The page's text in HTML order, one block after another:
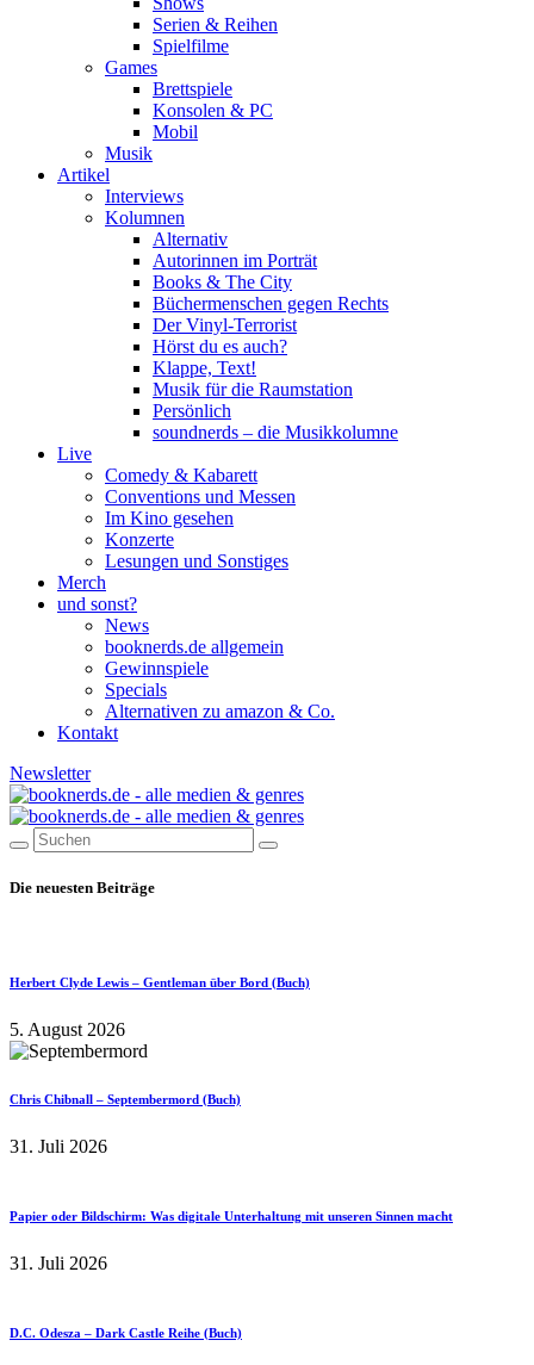
Serien & Reihen
Spielfilme
Games
Brettspiele
Konsolen & PC
Mobil
Musik
Artikel
Interviews
Kolumnen
Alternativ
Autorinnen im Porträt
Books & The City
Büchermenschen gegen Rechts
Der Vinyl-Terrorist
Hörst du es auch?
Klappe, Text!
Musik für die Raumstation
Persönlich
soundnerds – die Musikkolumne
Live
Comedy & Kabarett
Conventions und Messen
Im Kino gesehen
Konzerte
Lesungen und Sonstiges
Merch
und sonst?
News
booknerds.de allgemein
Gewinnspiele
Specials
Alternativen zu amazon & Co.
Kontakt
Newsletter
Die neuesten Beiträge
Herbert Clyde Lewis – Gentleman über Bord (Buch)
5. August 2026
Chris Chibnall – Septembermord (Buch)
31. Juli 2026
Papier oder Bildschirm: Was digitale Unterhaltung mit unseren Sinnen macht
31. Juli 2026
D.C. Odesza – Dark Castle Reihe (Buch)